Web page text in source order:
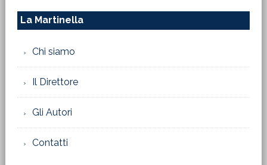
La Martinella
Chi siamo
Il Direttore
Gli Autori
Contatti